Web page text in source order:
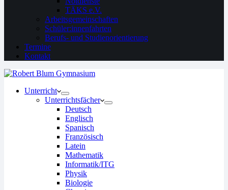
TÄKS e.V.
Arbeitsgemeinschaften
Schüler:innenfahrten
Berufs- und Studienorientierung
Termine
Kontakt
Unterricht
Unterrichtsfächer
Deutsch
Englisch
Spanisch
Französisch
Latein
Mathematik
Informatik/ITG
Physik
Biologie